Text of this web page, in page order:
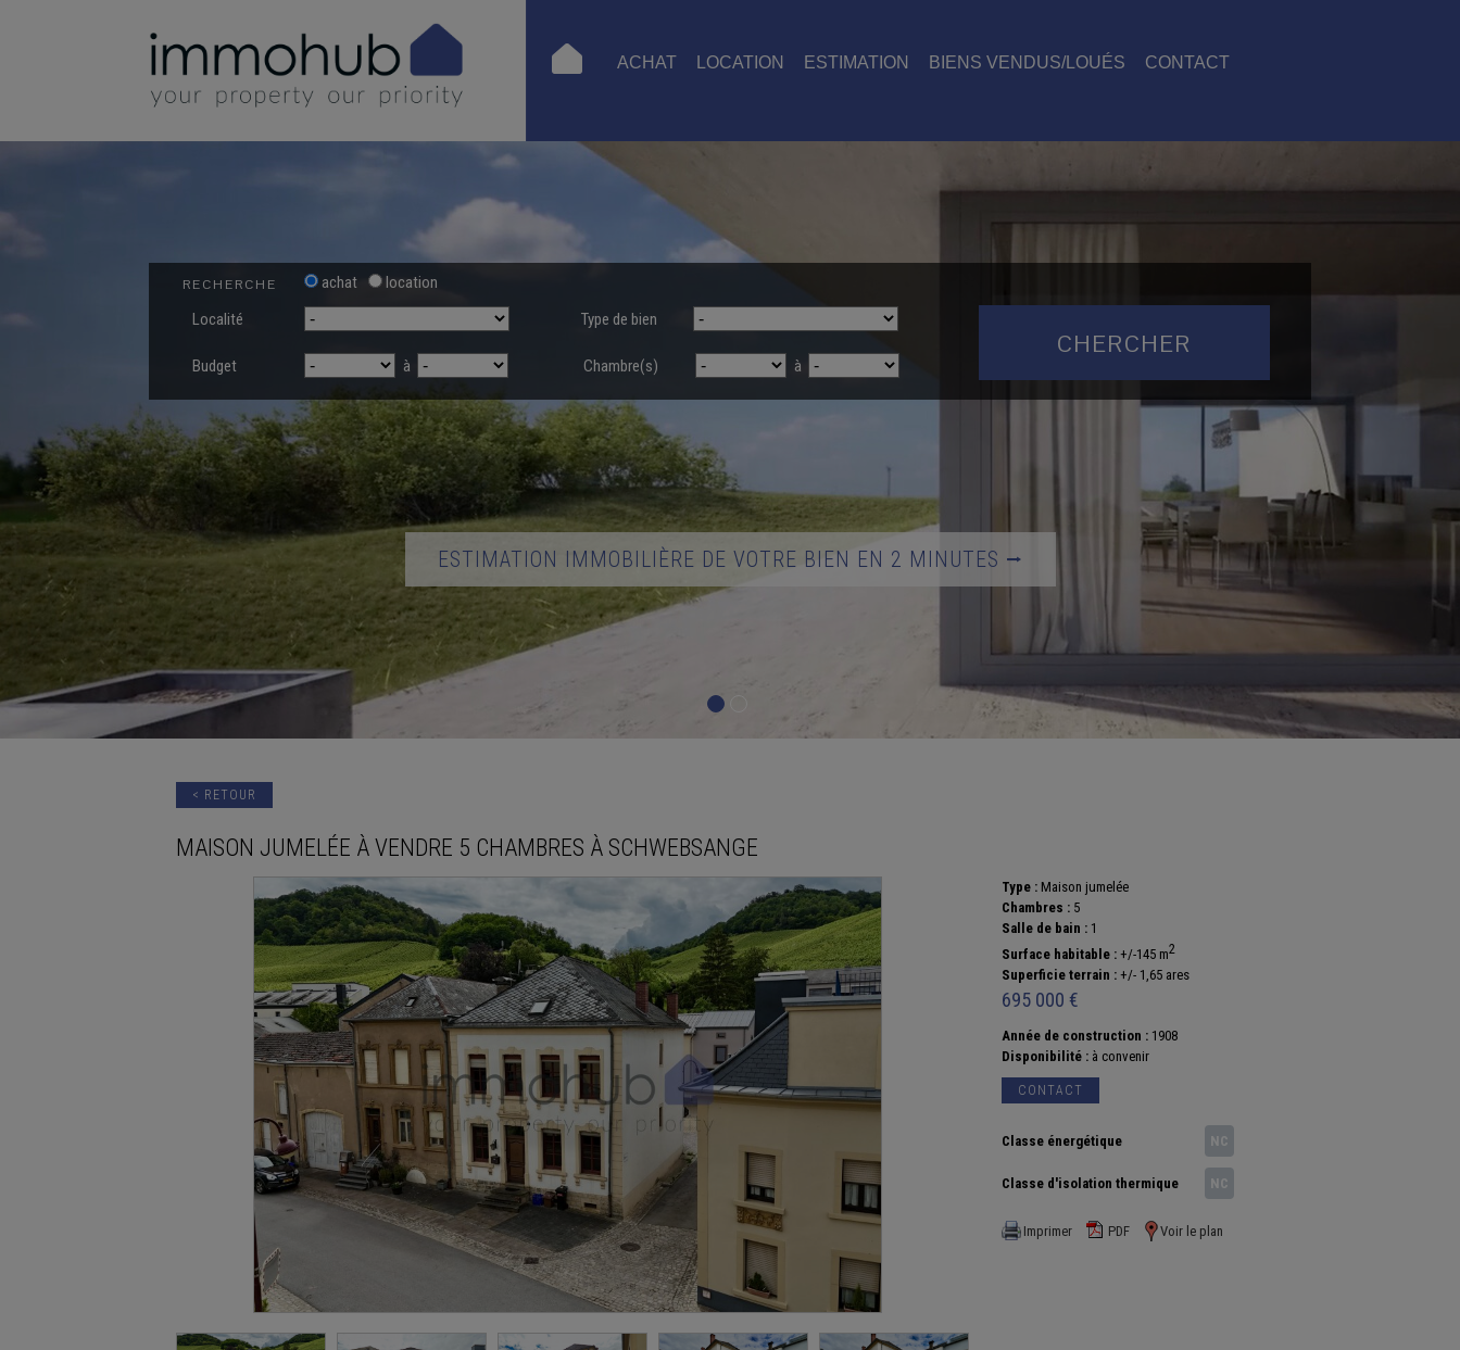
ACHAT LOCATION ESTIMATION BIENS VENDUS/LOUÉS CONTACT
RECHERCHE
ESTIMATION IMMOBILIÈRE DE VOTRE BIEN EN 2 MINUTES ⭢
achat
location
Localité
Type de bien
Budget à Chambre(s) à
< RETOUR
MAISON JUMELÉE À VENDRE 5 CHAMBRES À SCHWEBSANGE
Type : Maison jumelée
Chambres : 5
Salle de bain : 1
Surface habitable : +/-145 m2
Superficie terrain : +/- 1,65 ares
695 000 €
Année de construction : 1908
Disponibilité : à convenir
CONTACT
Classe énergétique NC
Classe d'isolation thermique NC
Imprimer PDF Voir le plan